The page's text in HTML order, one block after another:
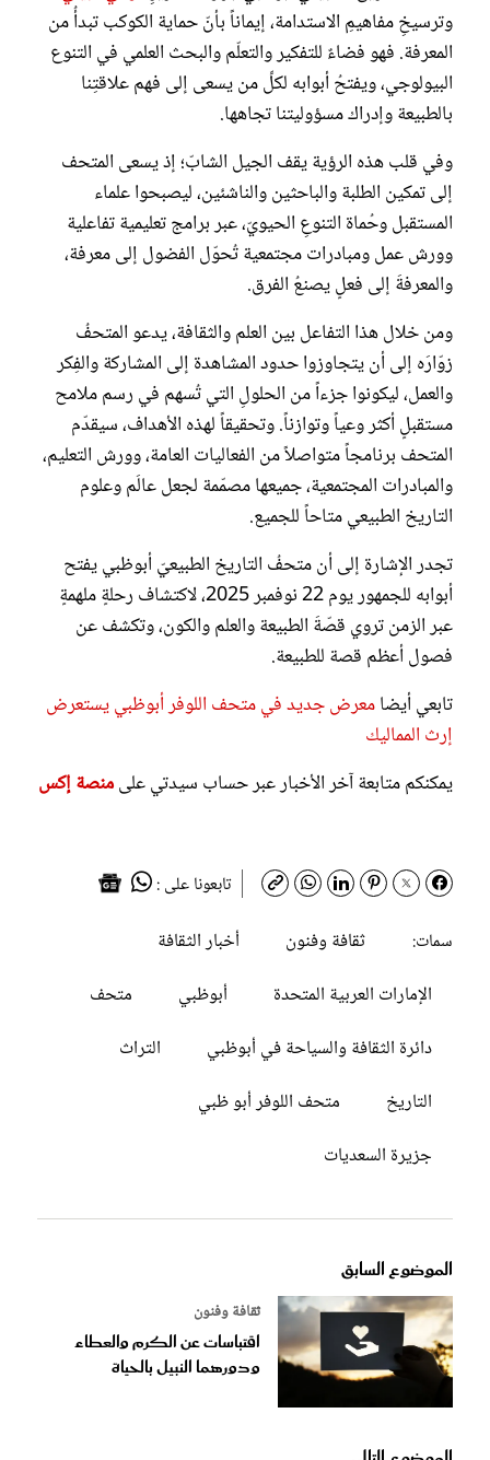
وترسيخِ مفاهيمِ الاستدامة، إيماناً بأنّ حماية الكوكب تبدأُ من
المعرفة. فهو فضاءٌ للتفكير والتعلّم والبحث العلمي في التنوع
البيولوجي، ويفتحُ أبوابه لكلِّ من يسعى إلى فهم علاقتِنا
بالطبيعة وإدراك مسؤوليتنا تجاهها.
وفي قلب هذه الرؤية يقف الجيل الشابّ؛ إذ يسعى المتحف
إلى تمكين الطلبة والباحثين والناشئين، ليصبحوا علماء
المستقبل وحُماة التنوعِ الحيويّ، عبر برامج تعليمية تفاعلية
وورش عمل ومبادرات مجتمعية تُحوّل الفضول إلى معرفة،
والمعرفةَ إلى فعلٍ يصنعُ الفرق.
ومن خلال هذا التفاعل بين العلم والثقافة، يدعو المتحفُ
زوّارَه إلى أن يتجاوزوا حدود المشاهدة إلى المشاركة والفِكر
والعمل، ليكونوا جزءاً من الحلولِ التي تُسهم في رسم ملامح
مستقبلٍ أكثر وعياً وتوازناً. وتحقيقاً لهذه الأهداف، سيقدّم
المتحف برنامجاً متواصلاً من الفعاليات العامة، وورش التعليم،
والمبادرات المجتمعية، جميعها مصمّمة لجعل عالَم وعلوم
التاريخ الطبيعي متاحاً للجميع.
تجدر الإشارة إلى أن متحفُ التاريخ الطبيعيّ أبوظبي يفتح
أبوابه للجمهور يوم 22 نوفمبر 2025، لاكتشاف رحلةٍ ملهمةٍ
عبر الزمن تروي قصّةَ الطبيعة والعلم والكون، وتكشف عن
فصول أعظم قصة للطبيعة.
تابعي أيضامعرض جديد في متحف اللوفر أبوظبي يستعرض
إرث المماليك
يمكنكم متابعة آخر الأخبار عبر حساب سيدتي علىمنصة إكس
تابعونا على :
سمات:
ثقافة وفنون
أخبار الثقافة
الإمارات العربية المتحدة
أبوظبي
متحف
دائرة الثقافة والسياحة في أبوظبي
التراث
التاريخ
متحف اللوفر أبو ظبي
جزيرة السعديات
الموضوع السابق
ثقافة وفنون
اقتباسات عن الكرم والعطاء
ودورهما النبيل بالحياة